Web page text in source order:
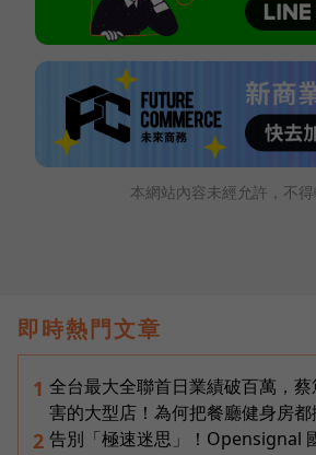
本網站內容未經允許，不得
即時熱門文章
1 全台最大全聯首日業績破百萬，
害的大型店！為何把餐廳健身房都
2 告別「極速迷思」！Opensignal